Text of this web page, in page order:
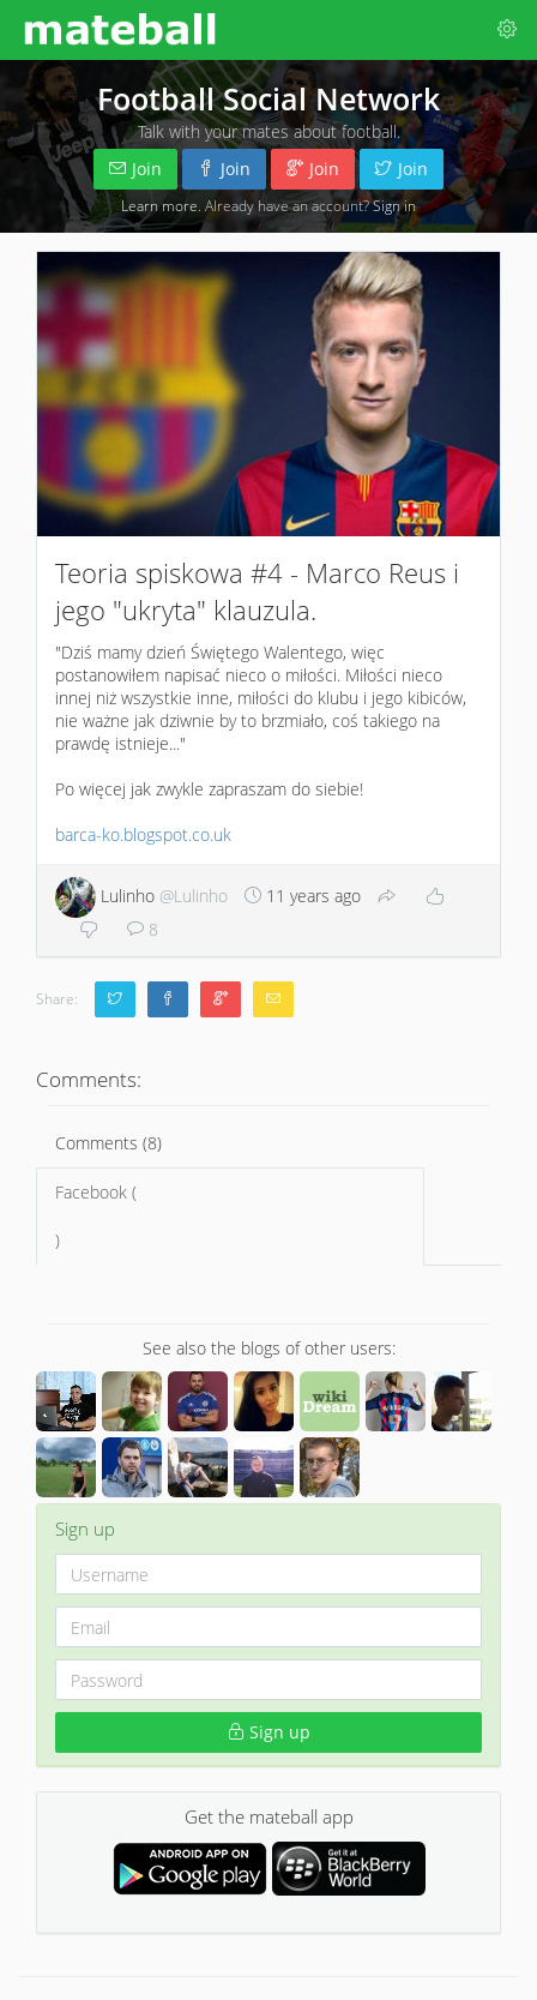
Football Social Network
Talk with your mates about football.
Join
Join Join Join
Learn more . Already have an account?Sign in
Teoria spiskowa #4 - Marco Reus i
jego "ukryta" klauzula.
"Dziś mamy dzień Świętego Walentego, więc
postanowiłem napisać nieco o miłości. Miłości nieco
innej niż wszystkie inne, miłości do klubu i jego kibiców,
nie ważne jak dziwnie by to brzmiało, coś takiego na
prawdę istnieje..."
Po więcej jak zwykle zapraszam do siebie!
barca-ko.blogspot.co.uk
Lulinho @Lulinho
11 years ago
8
Share:
Comments:
Comments (8)
Facebook (
)
See also the blogs of other users:
Sign up
Sign up
Get the mateball app